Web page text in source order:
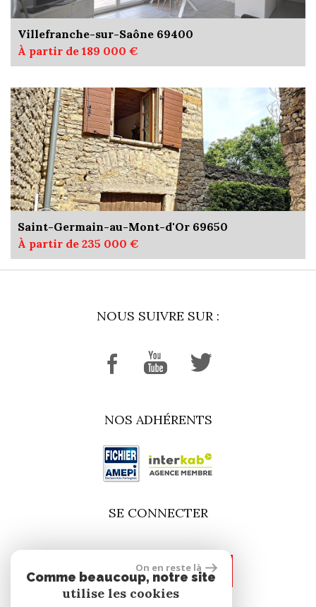
Villefranche-sur-Saône 69400
À partir de 189 000 €
Saint-Germain-au-Mont-d'Or 69650
À partir de 235 000 €
NOUS SUIVRE SUR :
NOS ADHÉRENTS
SE CONNECTER
espace propriétaire
On en reste là
Comme beaucoup, notre site
utilise les cookies